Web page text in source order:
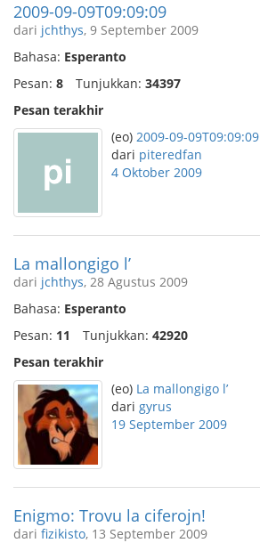
2009-09-09T09:09:09
dari jchthys, 9 September 2009
Bahasa: Esperanto
Pesan: 8 Tunjukkan: 34397
Pesan terakhir
(eo) 2009-09-09T09:09:09
dari piteredfan
4 Oktober 2009
La mallongigo l’
dari jchthys, 28 Agustus 2009
Bahasa: Esperanto
Pesan: 11 Tunjukkan: 42920
Pesan terakhir
(eo) La mallongigo l’
dari gyrus
19 September 2009
Enigmo: Trovu la ciferojn!
dari fizikisto, 13 September 2009